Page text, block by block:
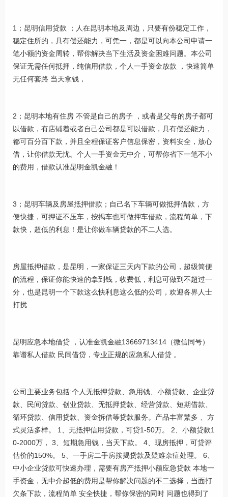
1；昆明信用贷款 ；人在昆明本地及周边，只要有份稳定工作，
稳定住所的，具有偿还能力，可凭一，都是可以向本公司申请一
笔小额的资金周转，帮你解决当下生活及资金困难问题。本公司
保证无需任何抵押，纯信用借款，个人一手资金放款 ，快速简单
无任何套路 当天拿钱，
2；昆明本地有住房 不管是自己的房子 ，或者是父母的房子都可
以借款，有店铺着或者自己公司都是可以借款，具有偿还能力，
都可百分百下款，并且全程保证客户信息保密，资料安全，放心
借，让你借款无忧。个人一手资金无中介，可帮你省下一笔不小
的费用，借款认准昆明金凯金融！
3；昆明车辆及房屋抵押借款；自己名下车辆可做抵押借款，方
便快捷，可押证不压车，按揭车也可做押车借款，流程简单，下
款快，超低的利息！是让你做车辆贷款的不二人选。
房屋抵押借款，是昆明，一家保证三天内下款的公司，超级简便
的流程，保证你能快速的拿到钱，收费低，利息可做到不超过一
分，也是昆明一个下款这么快利息这么低的公司，欢迎各界人士
打扰
昆明应急本地借贷 ，认准金凯金融13669713414（微信同号）
靠谱私人借款 民间借贷，专业正规的应急私人借贷 。
公司主要业务包括:个人无抵押贷款、急用钱、小额贷款、企业贷
款、民间贷款、创业贷款、无抵押贷款、经营贷款、短期借款、
循环贷款、信用贷款、资金拆借等贷款服务。产品丰富繁多 、方
式灵活多样。 1、无抵押信用贷款，可贷1-50万。 2、小额贷款1
0-2000万， 3、短期急用钱，当天下款。 4、现房抵押，可贷评
估价的150%。 5、一手房二手房按揭贷款及疑难杂症处理。 6、
中小企业贷款可快速办理，需要有房产抵押小额应急贷款 本地一
手资金，无中介超低的费用是帮你解决问题的不二选择，当面打
欠条下款，流程简单 安全快捷，帮你保密的同时 问题也得到了